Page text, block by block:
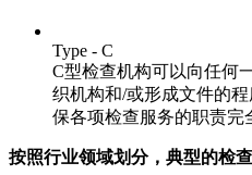
Type - C
C型检查机构可以向任何
织机构和/或形成文件的
保各项检查服务的职责完
按照行业领域划分，典型的检